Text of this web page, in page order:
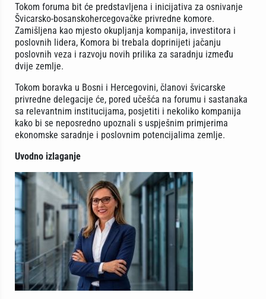
Tokom foruma bit će predstavljena i inicijativa za osnivanje
Švicarsko-bosanskohercegovačke privredne komore.
Zamišljena kao mjesto okupljanja kompanija, investitora i
poslovnih lidera, Komora bi trebala doprinijeti jačanju
poslovnih veza i razvoju novih prilika za saradnju između
dvije zemlje.
Tokom boravka u Bosni i Hercegovini, članovi švicarske
privredne delegacije će, pored učešća na forumu i sastanaka
sa relevantnim institucijama, posjetiti i nekoliko kompanija
kako bi se neposredno upoznali s uspješnim primjerima
ekonomske saradnje i poslovnim potencijalima zemlje.
Uvodno izlaganje